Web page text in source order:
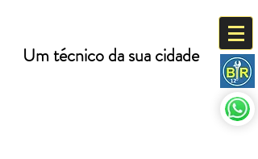
Um técnico da sua cidade